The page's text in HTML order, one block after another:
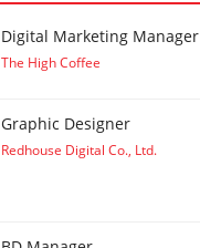
Digital Marketing Manager
The High Coffee
Graphic Designer
Redhouse Digital Co., Ltd.